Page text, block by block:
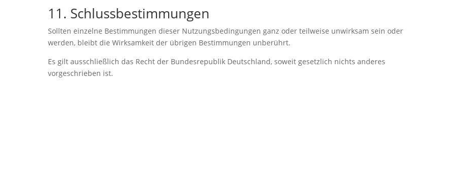
11. Schlussbestimmungen
Sollten einzelne Bestimmungen dieser Nutzungsbedingungen ganz oder teilweise unwirksam sein oder
werden, bleibt die Wirksamkeit der übrigen Bestimmungen unberührt.
Es gilt ausschließlich das Recht der Bundesrepublik Deutschland, soweit gesetzlich nichts anderes
vorgeschrieben ist.